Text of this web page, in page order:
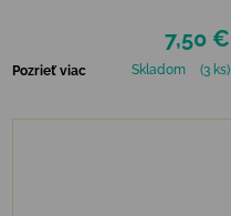
7,50 €
Pozrieť viac Skladom (3 ks)